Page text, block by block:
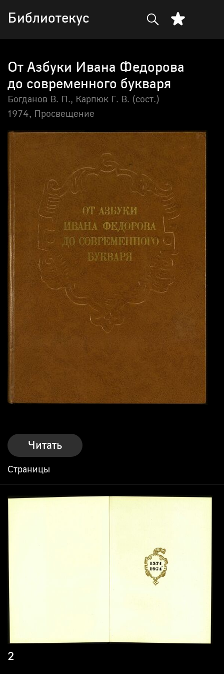
Библиотекус
От Азбуки Ивана Федорова
до современного букваря
Богданов В. П., Карпюк Г. В. (сост.)
1974, Просвещение
Читать
Страницы
2